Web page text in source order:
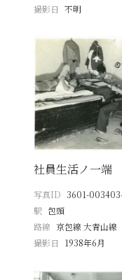
撮影日
不明
社員生活ノ一端
写真ID 3601-
駅 包頭
路線 京包線 大青山線
撮影日
1938年6月